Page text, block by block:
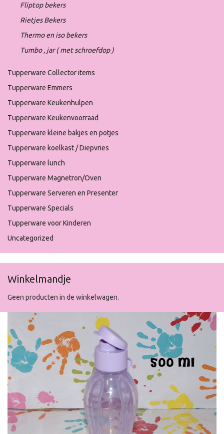
Fliptop bekers
Rietjes Bekers
Thermo en iso bekers
Tumbo , jar ( met schroefdop )
Tupperware Collector items
Tupperware Emmers
Tupperware Keukenhulpen
Tupperware Keukenvoorraad
Tupperware kleine bakjes en potjes
Tupperware koelkast / Diepvries
Tupperware lunch
Tupperware Magnetron/Oven
Tupperware Serveren en Presenter
Tupperware Specials
Tupperware voor Kinderen
Uncategorized
Winkelmandje
Geen producten in de winkelwagen.